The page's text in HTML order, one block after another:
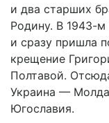
и два старших
Родину. В 1943-м
и сразу пришла
крещение
Полтавой.
Украина —
Югославия.